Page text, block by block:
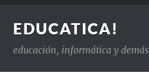
EDUCATICA!
educación, informática y demás